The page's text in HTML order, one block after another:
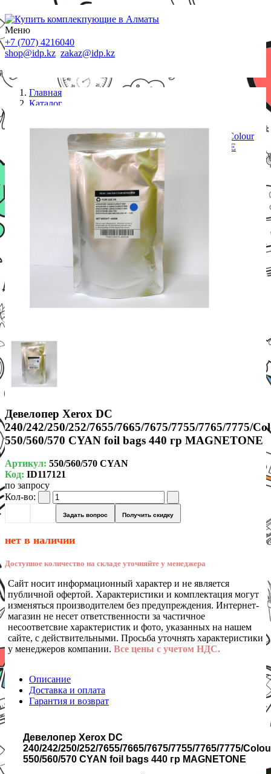
Меню
+7 (707) 4216040
shop@idp.kz zakaz@idp.kz
Главная
Каталог
240/242/250/252/7655/7665/7675/7755/7765/7775/Colour
550/560/570 CYAN foil bags 440 гр MAGNETONE
Девелопер Xerox DC
240/242/250/252/7655/7665/7675/7755/7765/7775/
550/560/570 CYAN foil bags 440 гр MAGNETONE
Артикул: 550/560/570 CYAN
Код: ID117121
по запросу
Кол-во:
Задать вопрос Получить скидку
нет в наличии
Доступное количество на складе уточняйте у менеджера
Сайт носит информационный характер и не является
публичной офертой. Характеристики и комплектация могут
изменяться производителем без предупреждения. Интернет-
магазин не несет ответственности за частичное
несоответсвие характеристик и фото, указанных на нашем
сайте, с действительными. Просьба уточнять характеристики
у менеджеров компании. Все цены с учетом НДС.
Описание
Доставка и оплата
Гарантия и возврат
Девелопер Xerox DC
240/242/250/252/7655/7665/7675/7755/7765/7775/
550/560/570 CYAN foil bags 440 гр MAGNETONE